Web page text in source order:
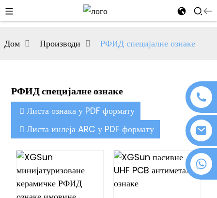
+86 18076372139
Дом Производи РФИД специјалне ознаке
РФИД специјалне ознаке
Листа ознака у PDF формату
Листа инлеја ARC у PDF формату